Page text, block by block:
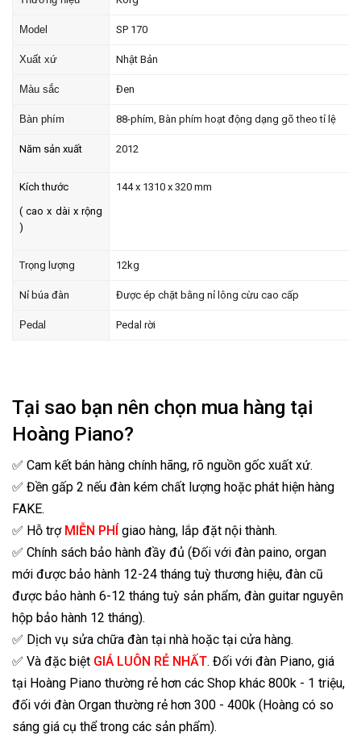
Model SP 170
Xuất xứ Nhật Bản
Màu sắc Đen
Bàn phím 88-phím, Bàn phím hoạt động dạng gõ theo tỉ lệ
Năm sản xuất 2012
Kích thước
( cao x dài x rộng
)
144 x 1310 x 320 mm
Trọng lượng 12kg
Nỉ búa đàn Được ép chặt bằng nỉ lông cừu cao cấp
Pedal Pedal rời
Tại sao bạn nên chọn mua hàng tại
Hoàng Piano?
✅ Cam kết bán hàng chính hãng, rõ nguồn gốc xuất xứ.
✅ Đền gấp 2 nếu đàn kém chất lượng hoặc phát hiện hàng
FAKE.
✅ Hỗ trợ MIỄN PHÍ giao hàng, lắp đặt nội thành.
✅ Chính sách bảo hành đầy đủ (Đối với đàn paino, organ
mới được bảo hành 12-24 tháng tuỳ thương hiệu, đàn cũ
được bảo hành 6-12 tháng tuỳ sản phẩm, đàn guitar nguyên
hộp bảo hành 12 tháng).
✅ Dịch vụ sửa chữa đàn tại nhà hoặc tại cửa hàng.
✅ Và đặc biệt GIÁ LUÔN RẺ NHẤT. Đối với đàn Piano, giá
tại Hoàng Piano thường rẻ hơn các Shop khác 800k - 1 triệu,
đối với đàn Organ thường rẻ hơn 300 - 400k (Hoàng có so
sáng giá cụ thể trong các sản phẩm).